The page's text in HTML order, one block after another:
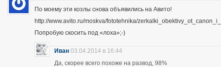
По моему эти козлы снова объявились на Авито!
http://www.avito.ru/moskva/fototehnika/
Попробую скосить под «лоха»;-)
Иван 03.04.2014 в 16:44
Да, скорее всего похоже на развод, 98%